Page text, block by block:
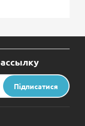
Підписатися